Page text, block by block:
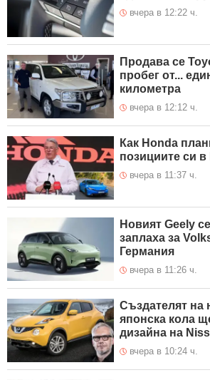
вчера в 12:22 ч.
Продава се
пробег от...
километра
вчера в 12:12 ч.
Как Honda
позициите си
вчера в 11:37 ч.
Новият Geely
заплаха за
Германия
вчера в 11:26 ч.
Създателят на
японска кола
дизайна на
вчера в 10:24 ч.